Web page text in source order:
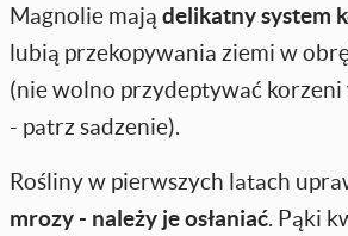
Magnolie mają delikatny system
lubią przekopywania ziemi w
(nie wolno przydeptywać korzeni
- patrz sadzenie).
Rośliny w pierwszych latach
mrozy - należy je osłaniać. Pąki